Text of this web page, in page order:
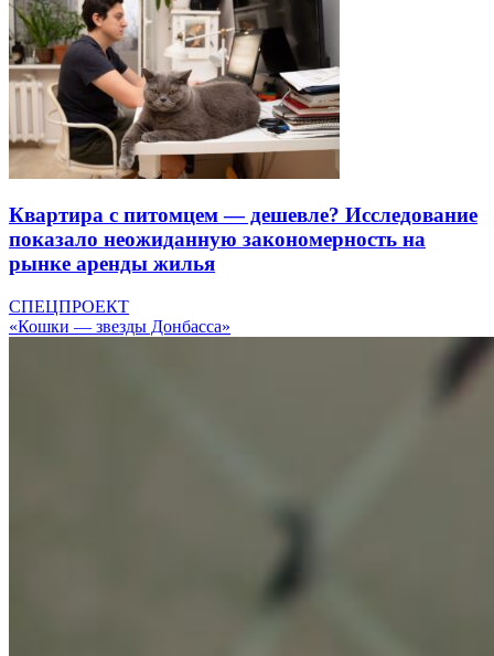
Квартира с питомцем — дешевле? Исследование
показало неожиданную закономерность на
рынке аренды жилья
СПЕЦПРОЕКТ
«Кошки — звезды Донбасса»